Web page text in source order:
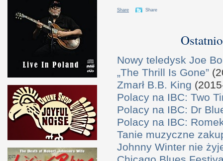
Share Share
Nowy teledysk Joe
„The Thrill Is Gone”
Zmarł B.B. King
Polacy na IBC: Two
Polacy na IBC: Dr
Polacy na IBC:
Tanie muzyczne
Johnny Winter nie